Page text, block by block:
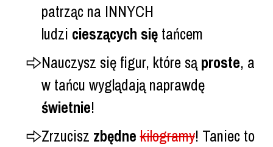
patrząc na INNYCH
ludzi cieszących siętańcem
Nauczysz się figur, które są proste, a
w tańcu wyglądają naprawdę
świetnie!
Zrzucisz zbędnekilogramy! Taniec to